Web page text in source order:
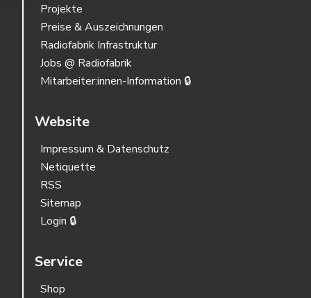
Projekte
Preise & Auszeichnungen
Radiofabrik Infrastruktur
Jobs @ Radiofabrik
Mitarbeiter:innen-Information 🔒
Website
Impressum & Datenschutz
Netiquette
RSS
Sitemap
Login 🔒
Service
Shop